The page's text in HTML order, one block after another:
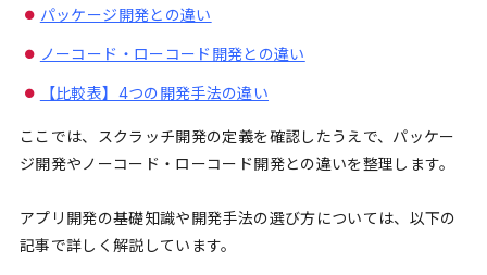
パッケージ開発との違い
ノーコード・ローコード開発との違い
【比較表】4つの開発手法の違い
ここでは、スクラッチ開発の定義を確認したうえで、パッケー
ジ開発やノーコード・ローコード開発との違いを整理します。
アプリ開発の基礎知識や開発手法の選び方については、以下の
記事で詳しく解説しています。